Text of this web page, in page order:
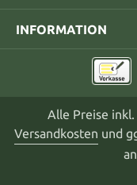
INFORMATION
Alle Preise
Versandkosten und